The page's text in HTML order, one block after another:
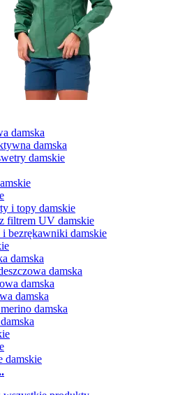
damska
damska
damskie
i topy damskie
filtrem UV damskie
i bezrękawniki damskie
damska
damska
damska
damska
damska
damskie